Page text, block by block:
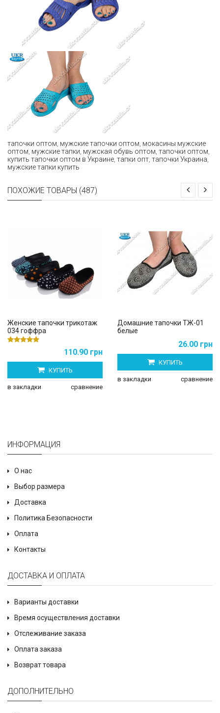
тапочки оптом мужские тапочки оптом мокасины мужские
оптом мужские тапки мужская обувь оптом тапочки оптом
купить тапочки оптом в Украине тапки опт тапочки Украина
мужские тапки купить
ПОХОЖИЕ ТОВАРЫ (487)
Женские тапочки трикотаж
034 гоффра
110.90 грн
КУПИТЬ
в закладки сравнение
Домашние тапочки ТЖ-01
белые
26.00 грн
КУПИТЬ
в закладки сравнение
ИНФОРМАЦИЯ
О нас
Выбор размера
Доставка
Политика Безопасности
Оплата
Контакты
ДОСТАВКА И ОПЛАТА
Варианты доставки
Время осуществления доставки
Отслеживание заказа
Оплата заказа
Возврат товара
ДОПОЛНИТЕЛЬНО